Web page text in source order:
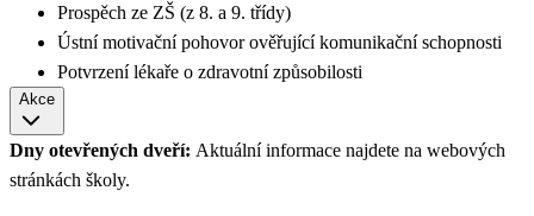
Prospěch ze ZŠ (z 8. a 9. třídy)
Ústní motivační pohovor ověřující komunikační schopnosti
Potvrzení lékaře o zdravotní způsobilosti
Akce
Dny otevřených dveří: Aktuální informace najdete na webových
stránkách školy.